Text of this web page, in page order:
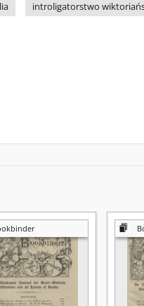
introligatorstwo